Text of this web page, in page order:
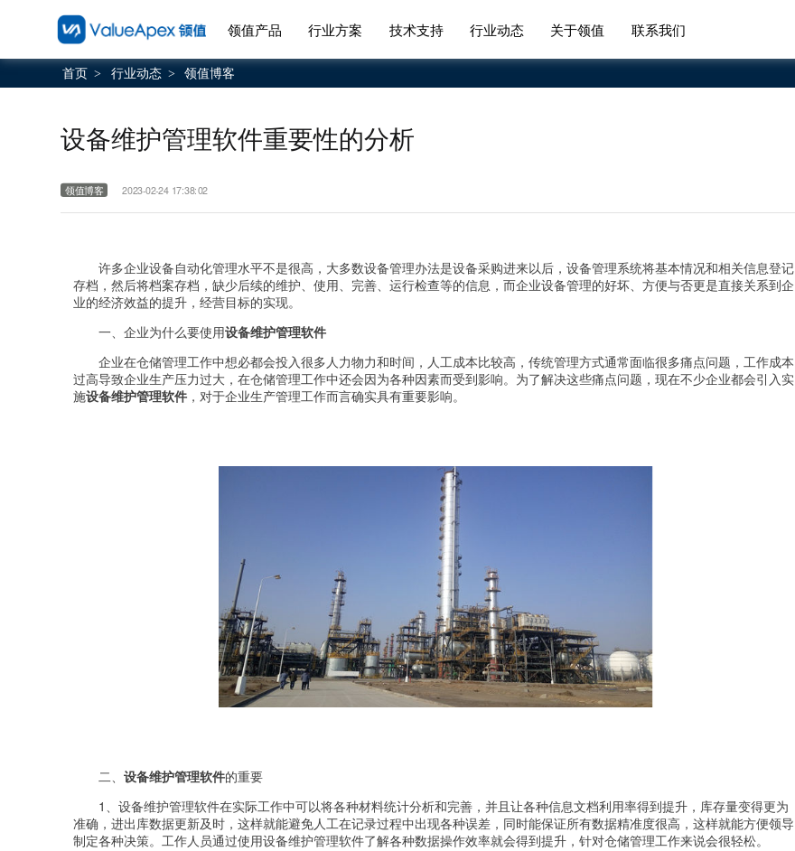
领值产品 行业方案 技术支持 行业动态 关于领值 联系我们
首页 > 行业动态 > 领值博客
设备维护管理软件重要性的分析
领值博客 2023-02-24 17:38:02
许多企业设备自动化管理水平不是很高，大多数设备管理办法是设备采购进来以后，设备管理系统将基本情况和相关信息登记
存档，然后将档案存档，缺少后续的维护、使用、完善、运行检查等的信息，而企业设备管理的好坏、方便与否更是直接关系到企
业的经济效益的提升，经营目标的实现。
一、企业为什么要使用设备维护管理软件
企业在仓储管理工作中想必都会投入很多人力物力和时间，人工成本比较高，传统管理方式通常面临很多痛点问题，工作成本
过高导致企业生产压力过大，在仓储管理工作中还会因为各种因素而受到影响。为了解决这些痛点问题，现在不少企业都会引入实
施设备维护管理软件，对于企业生产管理工作而言确实具有重要影响。
二、 设备维护管理软件的重要
1、设备维护管理软件在实际工作中可以将各种材料统计分析和完善，并且让各种信息文档利用率得到提升，库存量变得更为
准确，进出库数据更新及时，这样就能避免人工在记录过程中出现各种误差，同时能保证所有数据精准度很高，这样就能方便领导
制定各种决策。工作人员通过使用设备维护管理软件了解各种数据操作效率就会得到提升，针对仓储管理工作来说会很轻松。